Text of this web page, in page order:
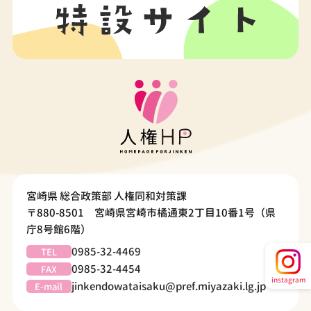
instagram
宮崎県 総合政策部 人権同和対策課
〒880-8501 宮崎県宮崎市橘通東2丁目10番1号（県
庁8号館6階）
TEL 0985-32-4469
FAX 0985-32-4454
E-mail jinkendowataisaku@pref.miyazaki.lg.jp